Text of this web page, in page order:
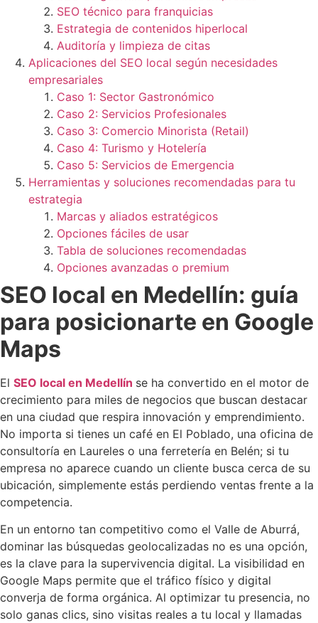
SEO técnico para franquicias
Estrategia de contenidos hiperlocal
Auditoría y limpieza de citas
Aplicaciones del SEO local según necesidades
empresariales
Caso 1: Sector Gastronómico
Caso 2: Servicios Profesionales
Caso 3: Comercio Minorista (Retail)
Caso 4: Turismo y Hotelería
Caso 5: Servicios de Emergencia
Herramientas y soluciones recomendadas para tu
estrategia
Marcas y aliados estratégicos
Opciones fáciles de usar
Tabla de soluciones recomendadas
Opciones avanzadas o premium
SEO local en Medellín: guía
para posicionarte en Google
Maps
El SEO local en Medellín se ha convertido en el motor de
crecimiento para miles de negocios que buscan destacar
en una ciudad que respira innovación y emprendimiento.
No importa si tienes un café en El Poblado, una oficina de
consultoría en Laureles o una ferretería en Belén; si tu
empresa no aparece cuando un cliente busca cerca de su
ubicación, simplemente estás perdiendo ventas frente a la
competencia.
En un entorno tan competitivo como el Valle de Aburrá,
dominar las búsquedas geolocalizadas no es una opción,
es la clave para la supervivencia digital. La visibilidad en
Google Maps permite que el tráfico físico y digital
converja de forma orgánica. Al optimizar tu presencia, no
solo ganas clics, sino visitas reales a tu local y llamadas